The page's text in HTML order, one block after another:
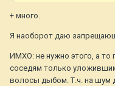
+ много.
Я наоборот даю
ИМХО: не нужно этого, а
соседям только
волосы дыбом. Т.ч. на шум